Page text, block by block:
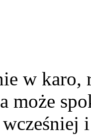
w karo,
może